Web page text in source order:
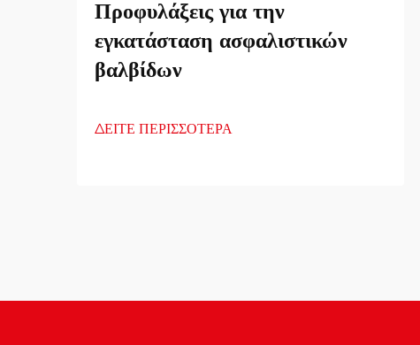
Προφυλάξεις για την
εγκατάσταση ασφαλιστικών
βαλβίδων
ΔΕΙΤΕ ΠΕΡΙΣΣΟΤΕΡΑ